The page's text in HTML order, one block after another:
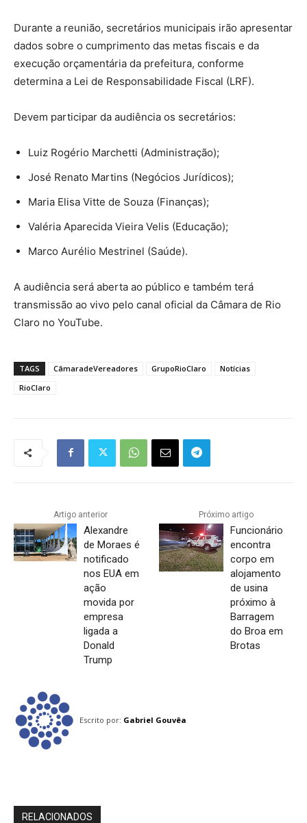
Durante a reunião, secretários municipais irão apresentar
dados sobre o cumprimento das metas fiscais e da
execução orçamentária da prefeitura, conforme
determina a Lei de Responsabilidade Fiscal (LRF).
Devem participar da audiência os secretários:
Luiz Rogério Marchetti (Administração);
José Renato Martins (Negócios Jurídicos);
Maria Elisa Vitte de Souza (Finanças);
Valéria Aparecida Vieira Velis (Educação);
Marco Aurélio Mestrinel (Saúde).
A audiência será aberta ao público e também terá
transmissão ao vivo pelo canal oficial da Câmara de Rio
Claro no YouTube.
TAGS CâmaradeVereadores GrupoRioClaro
Notícias
RioClaro
Artigo anterior
Alexandre
de Moraes é
notificado
nos EUA em
ação
movida por
empresa
ligada a
Donald
Trump
Próximo artigo
Funcionário
encontra
corpo em
alojamento
de usina
próximo à
Barragem
do Broa em
Brotas
Escrito por: Gabriel Gouvêa
RELACIONADOS